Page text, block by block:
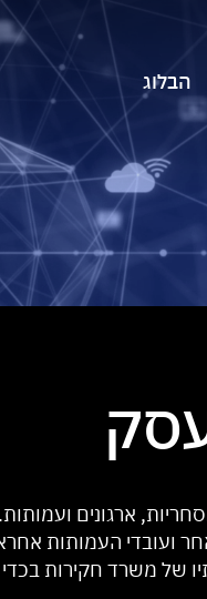
הבלוג
ארגונים
ועובדי העמותות
משרד חקירות בכדי